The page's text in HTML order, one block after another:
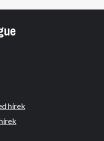
hírek